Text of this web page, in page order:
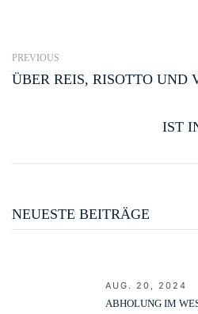
NEUESTE BEITRÄGE
AUG. 20, 2024
ABHOLUNG IM
PREVIOUS
ÜBER REIS, RISOTTO UND
IST